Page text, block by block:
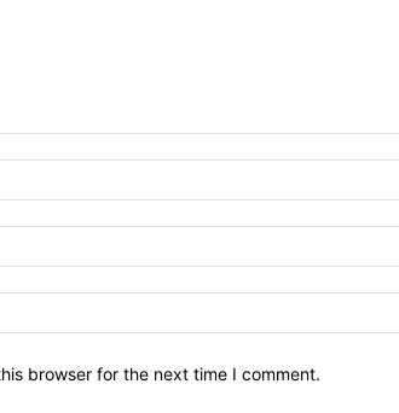
browser for the next time I comment.